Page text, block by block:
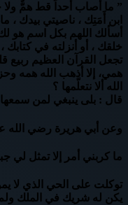
” ما أصاب أحداً قط همٌّ
ابن أَمَتِك ، ناصيتي
أسألك اللهم بكل اسم هو
خلقك ، أو أنزلته في
تجعل القرآن العظيم ربيع
همي، إلا أذهب الله همه
الله ألا نتعلّمها ؟
قال : بلى ينبغي لمن سمعها
وعن أبي هريرة رضي الله
ما كربني أمر إلا تمثل لي
توكلت على الحي الذي لا
يكن له شريك في الملك